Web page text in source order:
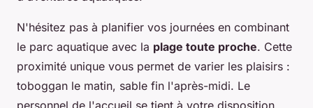
N'hésitez pas à planifier vos journées en combinant
le parc aquatique avec la plage toute proche. Cette
proximité unique vous permet de varier les plaisirs :
toboggan le matin, sable fin l'après-midi. Le
personnel de l'accueil se tient à votre disposition